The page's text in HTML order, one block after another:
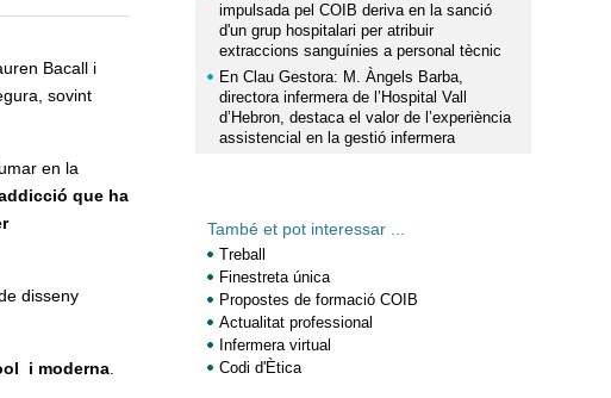
Bacall i
sovint
en la
que ha
disseny
i moderna
impulsada pel COIB deriva en la sanció
d'un grup hospitalari per atribuir
extraccions sanguínies a personal tècnic
En Clau Gestora: M. Àngels Barba,
directora infermera de l’Hospital Vall
d’Hebron, destaca el valor de l’experiència
assistencial en la gestió infermera
També et pot interessar ...
Treball
Finestreta única
Propostes de formació COIB
Actualitat professional
Infermera virtual
Codi d'Ètica